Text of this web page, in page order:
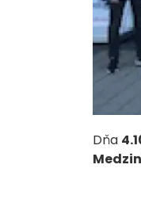
Dňa